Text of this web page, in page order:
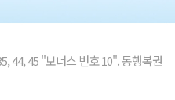
44, 45 "보너스 번호 10". 동행복권